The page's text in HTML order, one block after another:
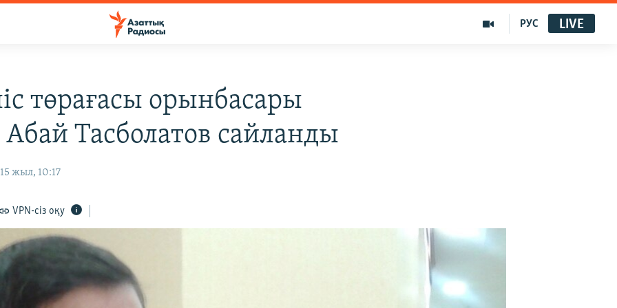
РУС LIVE
төрағасы орынбасары
Тасболатов сайланды
жыл, 10:17
VPN-сіз оқу